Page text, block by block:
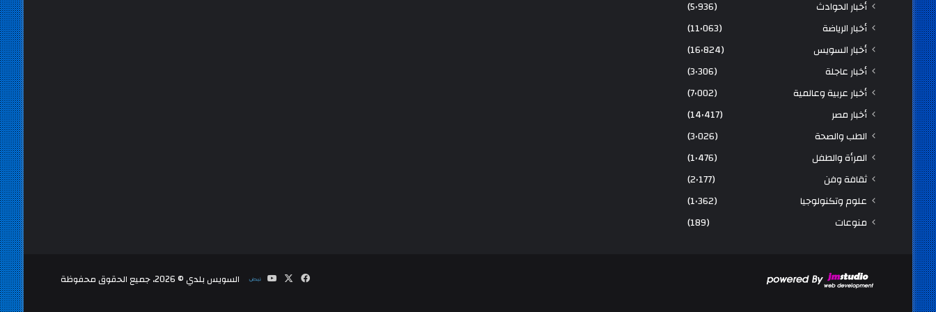
أخبار الحوادث
(5٬936)
أخبار الرياضة
(11٬063)
أخبار السويس
(16٬824)
أخبار عاجلة
(3٬306)
أخبار عربية وعالمية
(7٬002)
أخبار مصر
(14٬417)
الطب والصحة
(3٬026)
المرأة والطفل
(1٬476)
ثقافة وفن
(2٬177)
علوم وتكنولوجيا
(1٬362)
منوعات
(189)
السويس بلدي © 2026، جميع الحقوق محفوظة فيسبوك‫YouTubeنلض